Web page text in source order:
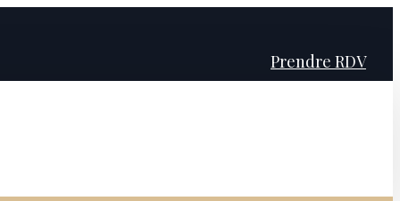
Prendre RDV